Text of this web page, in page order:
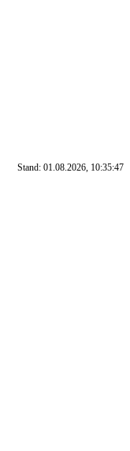
Stand: 01.08.2026, 10:35:47